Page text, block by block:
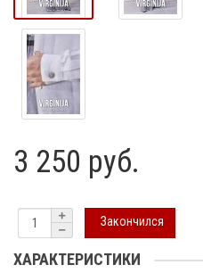
3 250 руб.
Закончился
ХАРАКТЕРИСТИКИ